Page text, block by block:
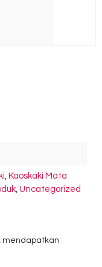
, Kaoskaki Mata
, Uncategorized
mendapatkan